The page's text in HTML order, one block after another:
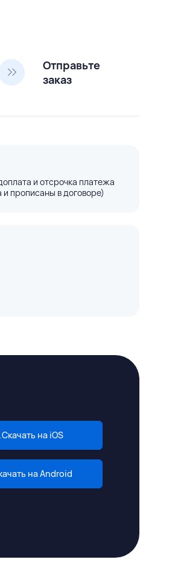
Отправьте
заказ
и отсрочка платежа
прописаны в договоре)
Скачать на iOS
на Android